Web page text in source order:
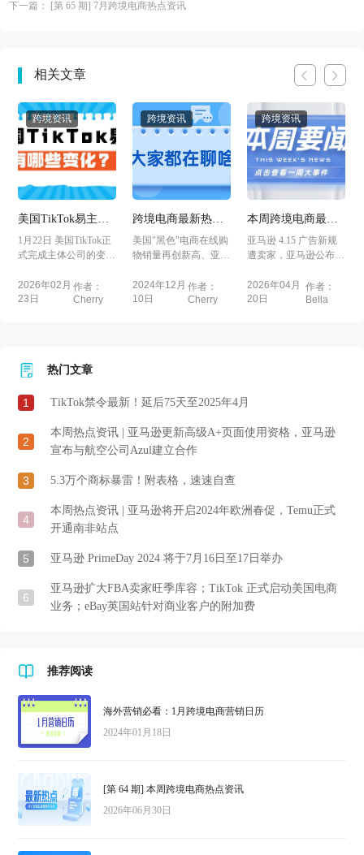
下一篇： [第 65 期] 7月跨境电商热点资讯
相关文章
跨境资讯
美国TikTok易主后
有哪些变化值得关
注?
1月22日 美国TikTok正
式完成主体公司的变
节...
2026年02月
23日
作者：
Cherry
跨境资讯
跨境电商最新热点
资讯-亚马逊
TemuTikTok
美国"黑色"电商在线购
物销量再创新高、亚马
Amazo...
2024年12月
10日
作者：
Cherry
跨境资讯
本周跨境电商最新
热点资讯-亚马逊
eBayRedshop
亚马逊 4.15 广告新规
遭卖家，亚马逊公布
求，...
2026年04月
20日
作者：
Bella
热门文章
1 TikTok禁令最新！延后75天至2025年4月
2
本周热点资讯 | 亚马逊更新高级A+页面使用资格，亚马逊
宣布与航空公司Azul建立合作
3 5.3万个商标暴雷！附表格，速速自查
4
本周热点资讯 | 亚马逊将开启2024年欧洲春促，Temu正式
开通南非站点
5 亚马逊 PrimeDay 2024 将于7月16日至17日举办
6
亚马逊扩大FBA卖家旺季库容；TikTok 正式启动美国电商
业务；eBay英国站针对商业客户的附加费
推荐阅读
海外营销必看：1月跨境电商营销日历
2024年01月18日
[第 64 期] 本周跨境电商热点资讯
2026年06月30日